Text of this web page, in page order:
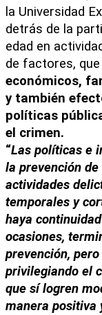
la Universidad
detrás de la
edad en
de factores,
económicos,
y también
políticas
el crimen.
“Las políticas e
la prevención
actividades
temporales y
haya
ocasiones,
prevención,
privilegiando el
que sí logren
manera positiva